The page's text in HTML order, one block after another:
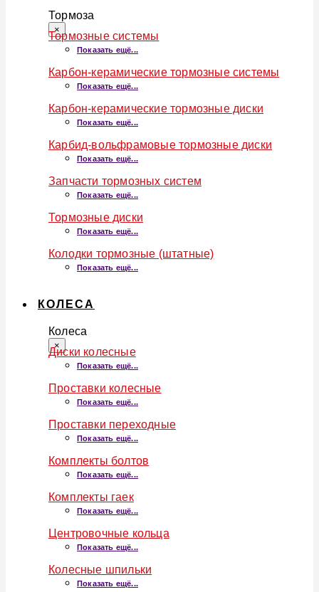
Тормоза
×
Тормозные системы
Показать ещё...
Карбон-керамические тормозные системы
Показать ещё...
Карбон-керамические тормозные диски
Показать ещё...
Карбид-вольфрамовые тормозные диски
Показать ещё...
Запчасти тормозных систем
Показать ещё...
Тормозные диски
Показать ещё...
Колодки тормозные (штатные)
Показать ещё...
КОЛЕСА
Колеса
×
Диски колесные
Показать ещё...
Проставки колесные
Показать ещё...
Проставки переходные
Показать ещё...
Комплекты болтов
Показать ещё...
Комплекты гаек
Показать ещё...
Центровочные кольца
Показать ещё...
Колесные шпильки
Показать ещё...